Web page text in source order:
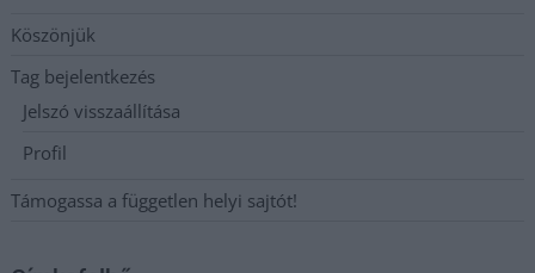
Köszönjük
Tag bejelentkezés
Jelszó visszaállítása
Profil
Támogassa a független helyi sajtót!